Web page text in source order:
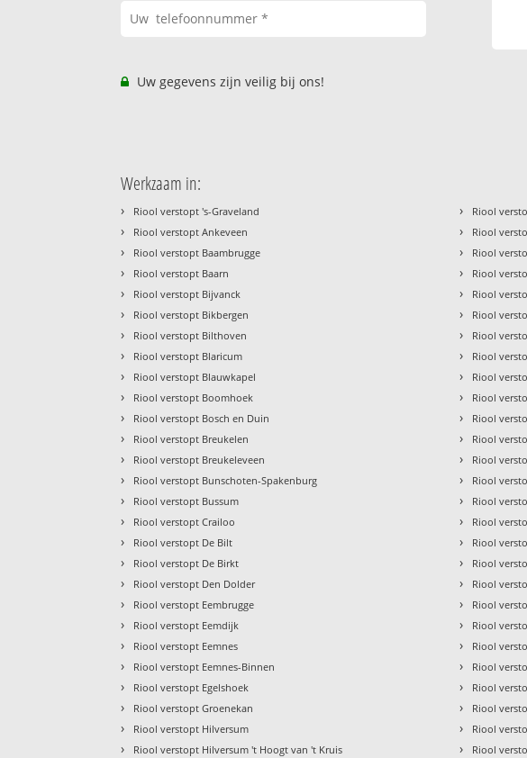
Uw gegevens zijn veilig bij ons!
Werkzaam in:
› Riool verstopt 's-Graveland
› Riool verstopt Ankeveen
› Riool verstopt Baambrugge
› Riool verstopt Baarn
› Riool verstopt Bijvanck
› Riool verstopt Bikbergen
› Riool verstopt Bilthoven
› Riool verstopt Blaricum
› Riool verstopt Blauwkapel
› Riool verstopt Boomhoek
› Riool verstopt Bosch en Duin
› Riool verstopt Breukelen
› Riool verstopt Breukeleveen
› Riool verstopt Bunschoten-Spakenburg
› Riool verstopt Bussum
› Riool verstopt Crailoo
› Riool verstopt De Bilt
› Riool verstopt De Birkt
› Riool verstopt Den Dolder
› Riool verstopt Eembrugge
› Riool verstopt Eemdijk
› Riool verstopt Eemnes
› Riool verstopt Eemnes-Binnen
› Riool verstopt Egelshoek
› Riool verstopt Groenekan
› Riool verstopt Hilversum
› Riool verstopt Hilversum 't Hoogt van 't Kruis
› Riool
› Riool
› Riool
› Riool
› Riool
› Riool
› Riool
› Riool
› Riool
› Riool
› Riool
› Riool
› Riool
› Riool
› Riool
› Riool
› Riool
› Riool
› Riool
› Riool
› Riool
› Riool
› Riool
› Riool
› Riool
› Riool
› Riool